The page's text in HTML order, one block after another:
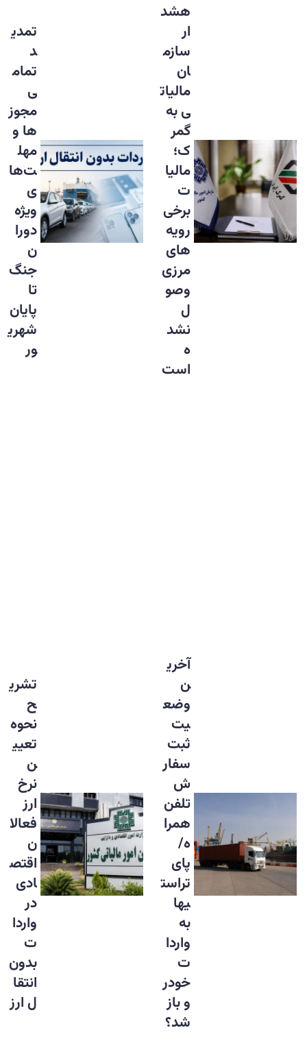
هشد
ار
سازم
ان
مالیات
ی به
گمر
ک؛
مالیا
ت
برخی
رویه‌
های
مرزی
وصو
ل
نشد
ه
است
تمدی
د
تمام
ی
مجوز
ها و
مهل
ت‌ها
ی
ویژه
دورا
ن
جنگ
تا
پایان
شهری
ور
آخری
ن
وضع
یت
ثبت
سفار
ش
تلفن
همرا
ه/
پای
تراست
یها
به
واردا
ت
خودر
و باز
شد؟
تشری
ح
نحوه
تعیی
ن
نرخ
ارز
فعالا
ن
اقتص
ادی
در
واردا
ت
بدون
انتقا
ل ارز